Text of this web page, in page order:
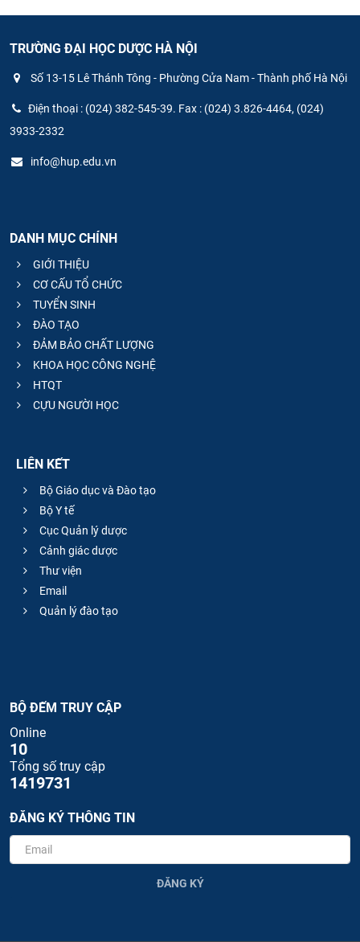
TRƯỜNG ĐẠI HỌC DƯỢC HÀ NỘI
Số 13-15 Lê Thánh Tông - Phường Cửa Nam - Thành phố Hà Nội
Điện thoại : (024) 382-545-39. Fax : (024) 3.826-4464, (024)
3933-2332
info@hup.edu.vn
DANH MỤC CHÍNH
GIỚI THIỆU
CƠ CẤU TỔ CHỨC
TUYỂN SINH
ĐÀO TẠO
ĐẢM BẢO CHẤT LƯỢNG
KHOA HỌC CÔNG NGHỆ
HTQT
CỰU NGƯỜI HỌC
LIÊN KẾT
Bộ Giáo dục và Đào tạo
Bộ Y tế
Cục Quản lý dược
Cảnh giác dược
Thư viện
Email
Quản lý đào tạo
BỘ ĐẾM TRUY CẬP
Online
10
Tổng số truy cập
1419731
ĐĂNG KÝ THÔNG TIN
ĐĂNG KÝ